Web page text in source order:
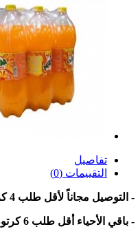
تفاصيل
التقييمات (0)
- التوصيل مجاناً لأقل طلب 4 كرتون لٱحياء السامر و الأجواد والمنار
- باقي الأحياء أقل طلب 6 كرتون